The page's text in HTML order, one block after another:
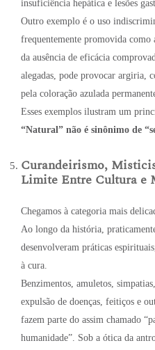
insuficiência hepática e lesões
Outro exemplo é o uso
frequentemente promovida
da ausência de eficácia
alegadas, pode provocar argiria,
pela coloração azulada
Esses exemplos ilustram um
“Natural” não é sinônimo de
Curandeirismo,
Limite Entre Cultura e
Chegamos à categoria mais
Ao longo da história,
desenvolveram práticas
à cura.
Benzimentos, amuletos,
expulsão de doenças, feitiços e
fazem parte do assim chamado
humanidade”. Sob a ótica da